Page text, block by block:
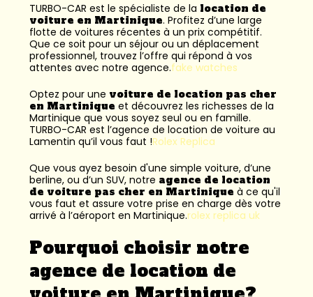
TURBO-CAR est le spécialiste de la location de
voiture en Martinique. Profitez d’une large
flotte de voitures récentes à un prix compétitif.
Que ce soit pour un séjour ou un déplacement
professionnel, trouvez l’offre qui répond à vos
attentes avec notre agence.fake watches
Optez pour une voiture de location pas cher
en Martinique et découvrez les richesses de la
Martinique que vous soyez seul ou en famille.
TURBO-CAR est l’agence de location de voiture au
Lamentin qu’il vous faut !Rolex Replica
Que vous ayez besoin d'une simple voiture, d’une
berline, ou d’un SUV, notre agence de location
de voiture pas cher en Martinique à ce qu'il
vous faut et assure votre prise en charge dès votre
arrivé à l’aéroport en Martinique.rolex replica uk
Pourquoi choisir notre
agence de location de